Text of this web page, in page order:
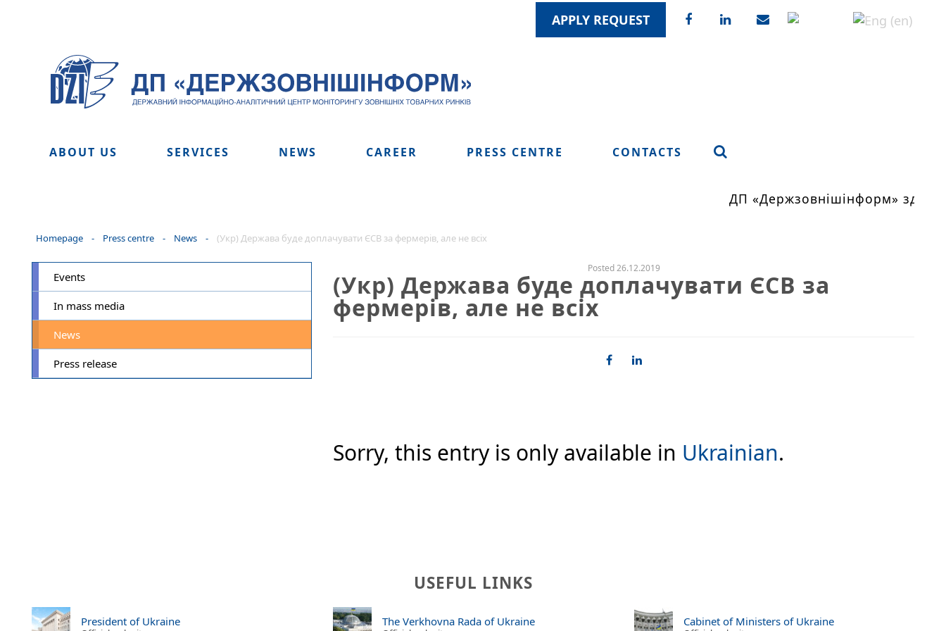
APPLY REQUEST
ABOUT US SERVICES NEWS CAREER PRESS CENTRE CONTACTS
ДП «Держзовнішінформ»
Homepage - Press centre - News - (Укр) Держава буде доплачувати ЄСВ за фермерів, але не всіх
Events
In mass media
News
Press release
Posted 26.12.2019
(Укр) Держава буде доплачувати ЄСВ за
фермерів, але не всіх
Sorry, this entry is only available in Ukrainian.
USEFUL LINKS
President of Ukraine The Verkhovna Rada of Ukraine Cabinet of Ministers of Ukraine